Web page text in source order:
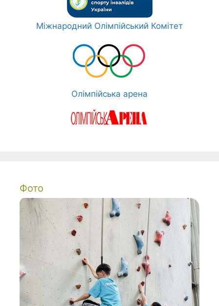
Міжнародний Олімпійський Комітет
Олімпійська арена
Фото